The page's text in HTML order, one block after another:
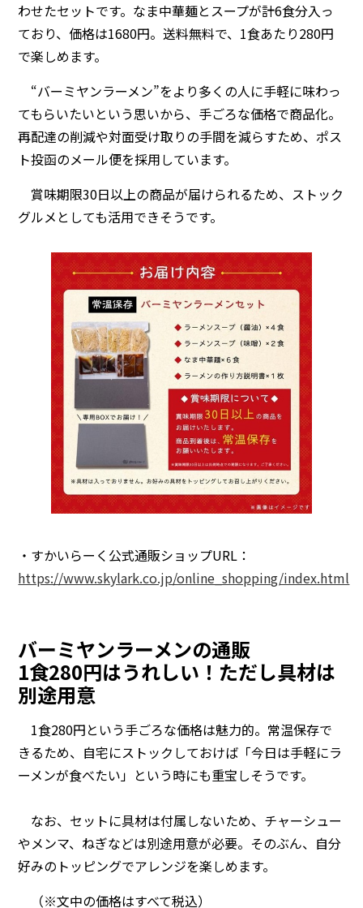
わせたセットです。なま中華麺とスープが計6食分入っ
ており、価格は1680円。送料無料で、1食あたり280円
で楽しめます。
“バーミヤンラーメン”をより多くの人に手軽に味わっ
てもらいたいという思いから、手ごろな価格で商品化。
再配達の削減や対面受け取りの手間を減らすため、ポス
ト投函のメール便を採用しています。
賞味期限30日以上の商品が届けられるため、ストック
グルメとしても活用できそうです。
・すかいらーく公式通販ショップURL：
https://www.skylark.co.jp/online_shopping/index.html
バーミヤンラーメンの通販
1食280円はうれしい！ただし具材は
別途用意
1食280円という手ごろな価格は魅力的。常温保存で
きるため、自宅にストックしておけば「今日は手軽にラ
ーメンが食べたい」という時にも重宝しそうです。
なお、セットに具材は付属しないため、チャーシュー
やメンマ、ねぎなどは別途用意が必要。そのぶん、自分
好みのトッピングでアレンジを楽しめます。
（※文中の価格はすべて税込）